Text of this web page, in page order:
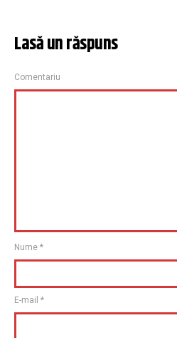
Lasă un răspuns
Comentariu
Nume *
E-mail *